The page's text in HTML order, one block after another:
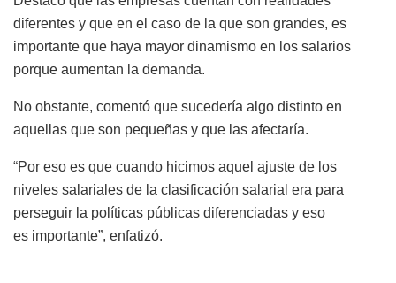
diferentes y que en el caso de la que son grandes, es
importante que haya mayor dinamismo en los salarios
porque aumentan la demanda.
No obstante, comentó que sucedería algo distinto en
aquellas que son pequeñas y que las afectaría.
“Por eso es que cuando hicimos aquel ajuste de los
niveles salariales de la clasificación salarial era para
perseguir la políticas públicas diferenciadas y eso
es importante”, enfatizó.